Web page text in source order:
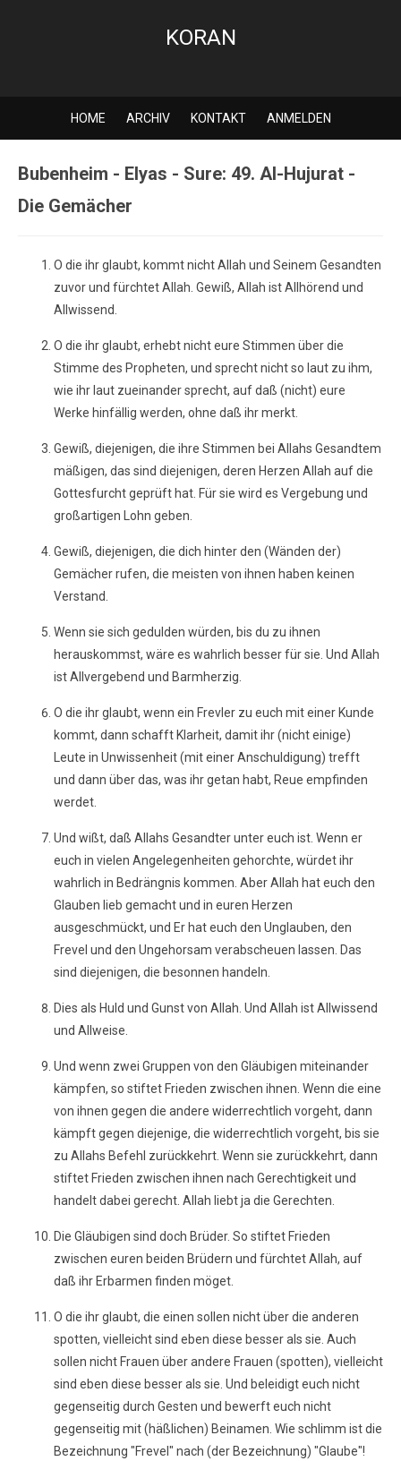
KORAN
HOME ARCHIV KONTAKT ANMELDEN
Bubenheim - Elyas - Sure: 49. Al-Hujurat -
Die Gemächer
O die ihr glaubt, kommt nicht Allah und Seinem Gesandten
zuvor und fürchtet Allah. Gewiß, Allah ist Allhörend und
Allwissend.
O die ihr glaubt, erhebt nicht eure Stimmen über die
Stimme des Propheten, und sprecht nicht so laut zu ihm,
wie ihr laut zueinander sprecht, auf daß (nicht) eure
Werke hinfällig werden, ohne daß ihr merkt.
Gewiß, diejenigen, die ihre Stimmen bei Allahs Gesandtem
mäßigen, das sind diejenigen, deren Herzen Allah auf die
Gottesfurcht geprüft hat. Für sie wird es Vergebung und
großartigen Lohn geben.
Gewiß, diejenigen, die dich hinter den (Wänden der)
Gemächer rufen, die meisten von ihnen haben keinen
Verstand.
Wenn sie sich gedulden würden, bis du zu ihnen
herauskommst, wäre es wahrlich besser für sie. Und Allah
ist Allvergebend und Barmherzig.
O die ihr glaubt, wenn ein Frevler zu euch mit einer Kunde
kommt, dann schafft Klarheit, damit ihr (nicht einige)
Leute in Unwissenheit (mit einer Anschuldigung) trefft
und dann über das, was ihr getan habt, Reue empfinden
werdet.
Und wißt, daß Allahs Gesandter unter euch ist. Wenn er
euch in vielen Angelegenheiten gehorchte, würdet ihr
wahrlich in Bedrängnis kommen. Aber Allah hat euch den
Glauben lieb gemacht und in euren Herzen
ausgeschmückt, und Er hat euch den Unglauben, den
Frevel und den Ungehorsam verabscheuen lassen. Das
sind diejenigen, die besonnen handeln.
Dies als Huld und Gunst von Allah. Und Allah ist Allwissend
und Allweise.
Und wenn zwei Gruppen von den Gläubigen miteinander
kämpfen, so stiftet Frieden zwischen ihnen. Wenn die eine
von ihnen gegen die andere widerrechtlich vorgeht, dann
kämpft gegen diejenige, die widerrechtlich vorgeht, bis sie
zu Allahs Befehl zurückkehrt. Wenn sie zurückkehrt, dann
stiftet Frieden zwischen ihnen nach Gerechtigkeit und
handelt dabei gerecht. Allah liebt ja die Gerechten.
Die Gläubigen sind doch Brüder. So stiftet Frieden
zwischen euren beiden Brüdern und fürchtet Allah, auf
daß ihr Erbarmen finden möget.
O die ihr glaubt, die einen sollen nicht über die anderen
spotten, vielleicht sind eben diese besser als sie. Auch
sollen nicht Frauen über andere Frauen (spotten), vielleicht
sind eben diese besser als sie. Und beleidigt euch nicht
gegenseitig durch Gesten und bewerft euch nicht
gegenseitig mit (häßlichen) Beinamen. Wie schlimm ist die
Bezeichnung "Frevel" nach (der Bezeichnung) "Glaube"!